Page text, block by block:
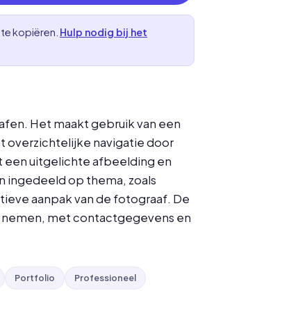
kopiëren. Hulp nodig bij het
Het maakt gebruik van een
overzichtelijke navigatie door
een uitgelichte afbeelding en
ingedeeld op thema, zoals
aanpak van de fotograaf. De
met contactgegevens en
Portfolio Professioneel